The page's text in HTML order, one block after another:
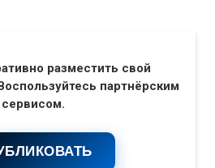
разместить свой
партнёрским
сервисом.